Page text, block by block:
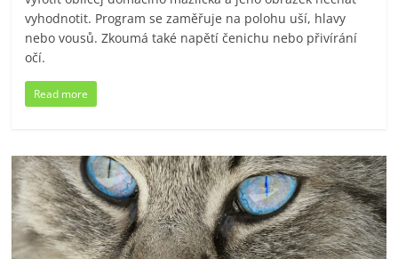
vyhodnotit. Program se zaměřuje na polohu uší, hlavy
nebo vousů. Zkoumá také napětí čenichu nebo přivírání
očí.
Read more